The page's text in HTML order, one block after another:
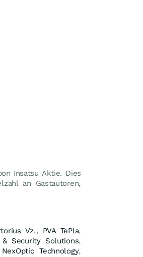
Insatsu Aktie. Dies
an Gastautoren,
Vz., PVA TePla,
Security Solutions,
NexOptic Technology,